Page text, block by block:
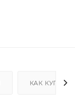
КАК КУПИТЬ